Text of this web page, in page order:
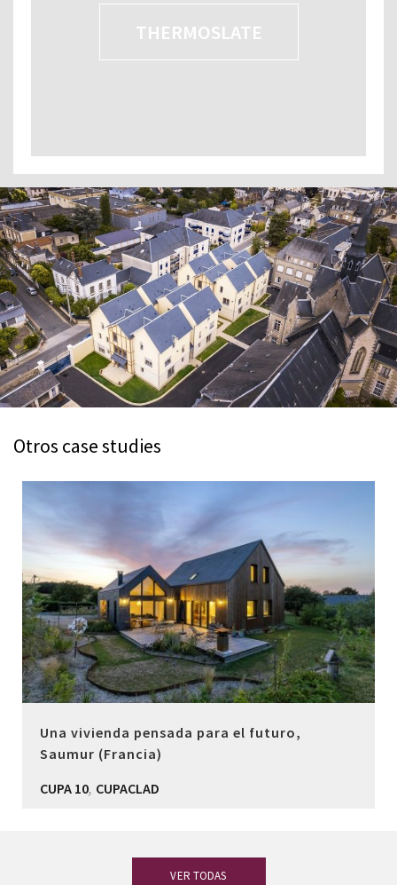
THERMOSLATE
Otros case studies
Una vivienda pensada para el futuro,
Saumur (Francia)
CUPA 10, CUPACLAD
VER TODAS